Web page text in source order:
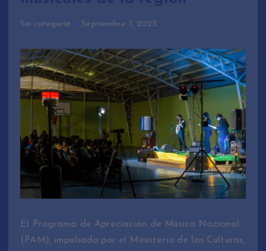
Sin categoría Septiembre 3, 2025
El Programa de Apreciación de Música Nacional
(PAM), impulsado por el Ministerio de las Culturas,